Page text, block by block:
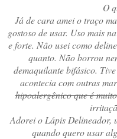
O
Já de cara amei o traço
gostoso de usar. Uso mais
e forte. Não usei como
quanto. Não borrou
demaquilante bifásico.
acontecia com outras
hipoalergênico que é
Adorei o Lápis Delineador,
quando quero usar